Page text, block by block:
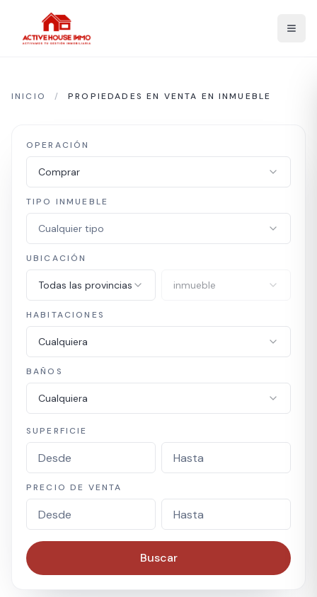
INICIO / PROPIEDADES EN VENTA EN INMUEBLE
OPERACIÓN
Comprar
TIPO INMUEBLE
Cualquier tipo
UBICACIÓN
Todas las provincias inmueble
HABITACIONES
Cualquiera
BAÑOS
Cualquiera
SUPERFICIE
PRECIO DE VENTA
Buscar